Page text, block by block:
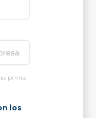
prima
los